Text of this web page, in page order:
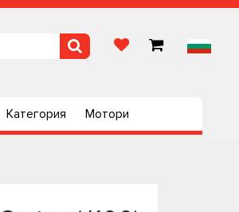
Категория Мотори